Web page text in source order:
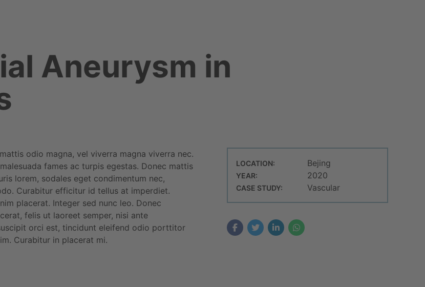
Aneurysm in
odio magna, vel viverra magna viverra nec.
fames ac turpis egestas. Donec mattis
lorem, sodales eget condimentum nec,
Curabitur efficitur id tellus at imperdiet.
placerat. Integer sed nunc leo. Donec
felis ut laoreet semper, nisi ante
orci est, tincidunt eleifend odio porttitor
Curabitur in placerat mi.
LOCATION: Bejing
YEAR: 2020
CASE STUDY: Vascular